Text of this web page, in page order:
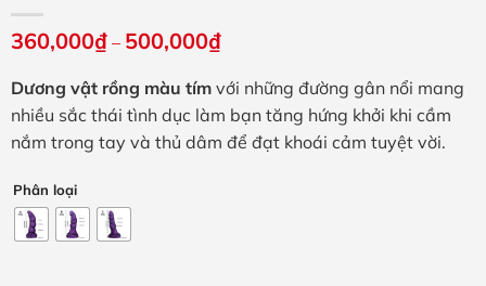
360,000₫ – 500,000₫Khoảng
giá:
360,000₫
đến
500,000₫
Dương vật rồng màu tím với những đường gân nổi mang
nhiều sắc thái tình dục làm bạn tăng hứng khởi khi cầm
nắm trong tay và thủ dâm để đạt khoái cảm tuyệt vời.
Phân loại